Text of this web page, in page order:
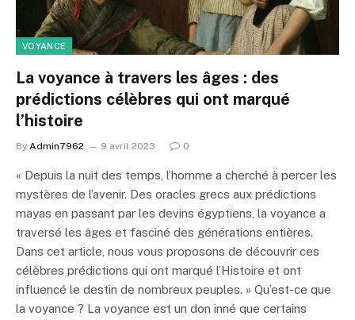
VOYANCE
La voyance à travers les âges : des
prédictions célèbres qui ont marqué
l’histoire
By Admin7962 9 avril 2023 0
« Depuis la nuit des temps, l’homme a cherché à percer les
mystères de l’avenir. Des oracles grecs aux prédictions
mayas en passant par les devins égyptiens, la voyance a
traversé les âges et fasciné des générations entières.
Dans cet article, nous vous proposons de découvrir ces
célèbres prédictions qui ont marqué l’Histoire et ont
influencé le destin de nombreux peuples. » Qu’est-ce que
la voyance ? La voyance est un don inné que certains